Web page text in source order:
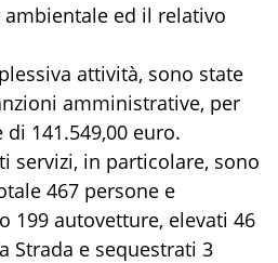
ed il relativo
attività, sono state
amministrative, per
141.549,00 euro.
servizi, in particolare, sono
467 persone e
199 autovetture, elevati 46
Strada e sequestrati 3